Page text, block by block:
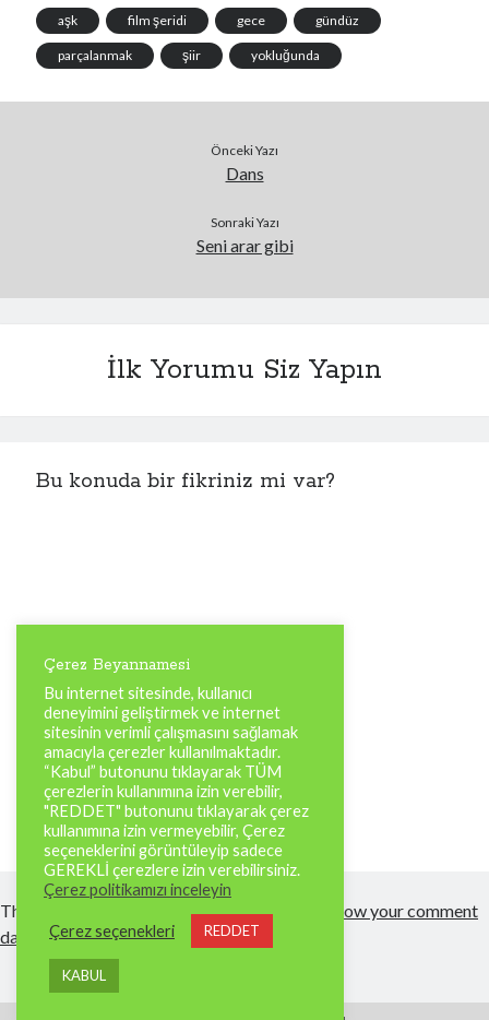
uzandı bir elinde yıldız,
diğerinde olan aydı.
Etekleri kırmızı bir
bukle bukle dalgalardı
aşk film şeridi gece gündüz
parçalanmak şiir yokluğunda
Önceki Yazı
Dans
Sonraki Yazı
Seni arar gibi
İlk Yorumu Siz Yapın
Bu konuda bir fikriniz mi var?
This site uses Akismet to reduce spam.
Learn how your comment
data is processed.
Çerez Beyannamesi
Bu internet sitesinde, kullanıcı
deneyimini geliştirmek ve internet
sitesinin verimli çalışmasını sağlamak
amacıyla çerezler kullanılmaktadır.
“Kabul” butonunu tıklayarak TÜM
çerezlerin kullanımına izin verebilir,
"REDDET" butonunu tıklayarak çerez
kullanımına izin vermeyebilir, Çerez
seçeneklerini görüntüleyip sadece
GEREKLİ çerezlere izin verebilirsiniz.
Çerez politikamızı inceleyin
Çerez seçenekleri REDDET
KABUL